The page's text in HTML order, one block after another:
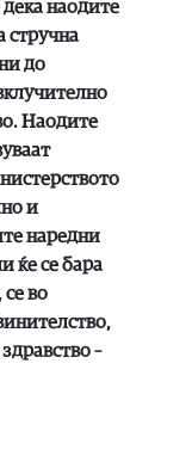
наодите
стручна
до
Наодите
и
наредни
ќе се бара
во
–